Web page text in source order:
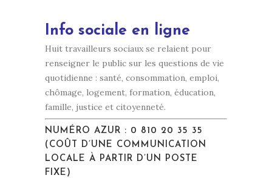
Info sociale en ligne
Huit travailleurs sociaux se relaient pour
renseigner le public sur les questions de vie
quotidienne : santé, consommation, emploi,
chômage, logement, formation, éducation,
famille, justice et citoyenneté.
NUMÉRO AZUR : 0 810 20 35 35
(COÛT D’UNE COMMUNICATION
LOCALE À PARTIR D’UN POSTE
FIXE)